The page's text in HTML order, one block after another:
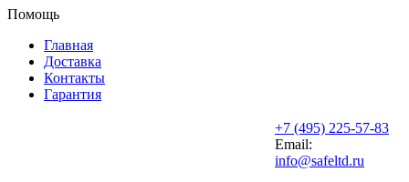
Помощь
Главная
Доставка
Контакты
Гарантия
+7 (495) 225-57-83
Email:
info@safeltd.ru